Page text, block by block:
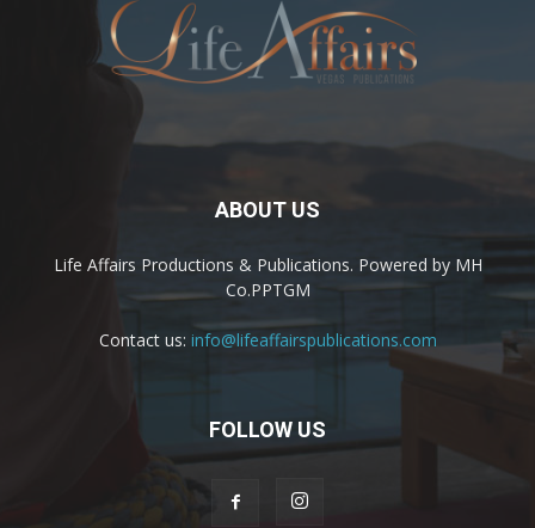
ABOUT US
Life Affairs Productions & Publications. Powered by MH
Co.PPTGM
Contact us: info@lifeaffairspublications.com
FOLLOW US